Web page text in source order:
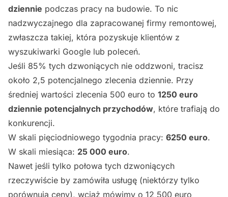
dziennie podczas pracy na budowie. To nic
nadzwyczajnego dla zapracowanej firmy remontowej,
zwłaszcza takiej, która pozyskuje klientów z
wyszukiwarki Google lub poleceń.
Jeśli 85% tych dzwoniących nie oddzwoni, tracisz
około 2,5 potencjalnego zlecenia dziennie. Przy
średniej wartości zlecenia 500 euro to 1250 euro
dziennie potencjalnych przychodów, które trafiają do
konkurencji.
W skali pięciodniowego tygodnia pracy: 6250 euro.
W skali miesiąca: 25 000 euro.
Nawet jeśli tylko połowa tych dzwoniących
rzeczywiście by zamówiła usługę (niektórzy tylko
porównują ceny), wciąż mówimy o 12 500 euro